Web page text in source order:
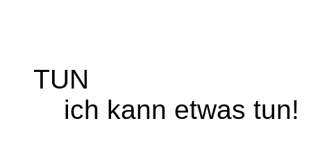
TUN
ich kann etwas tun!